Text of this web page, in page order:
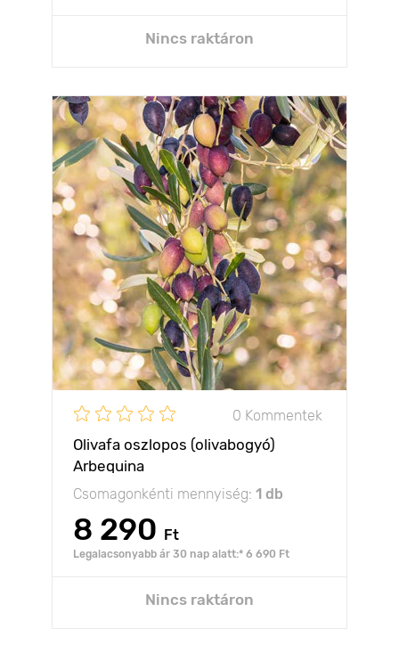
Nincs raktáron
0 Kommentek
Olivafa oszlopos (olivabogyó)
Arbequina
Csomagonkénti mennyiség: 1 db
8 290 Ft
Legalacsonyabb ár 30 nap alatt:* 6 690 Ft
Nincs raktáron